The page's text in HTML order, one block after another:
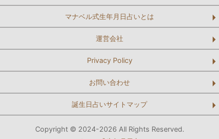
マナベル式生年月日占いとは
運営会社
Privacy Policy
お問い合わせ
誕生日占いサイトマップ
Copyright © 2024-2026 All Rights Reserved.